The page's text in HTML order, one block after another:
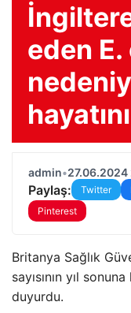
eden E.
admin•27.06.2024
Paylaş: Twitter
Pinterest
Britanya Sağlık
sayısının yıl
duyurdu.